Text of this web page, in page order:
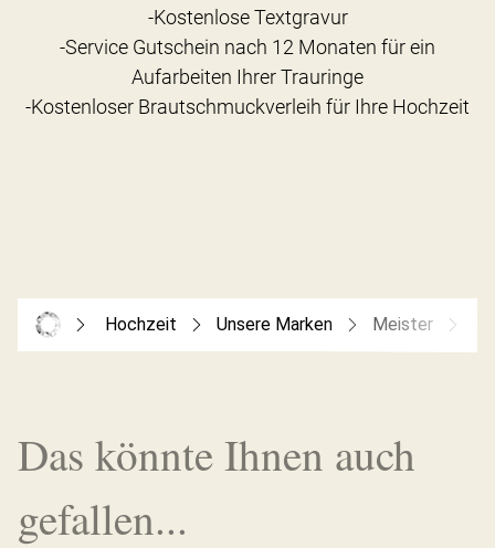
-Kostenlose Textgravur
-Service Gutschein nach 12 Monaten für ein
Aufarbeiten Ihrer Trauringe
Hochzeit Unsere Marken Meister
Das könnte Ihnen auch
gefallen...